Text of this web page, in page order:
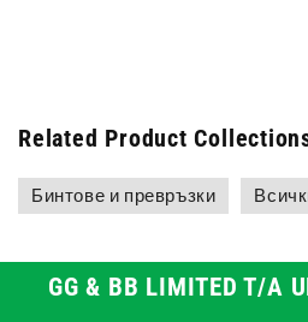
Related Product
Бинтове и превръзки
GG & BB LIMITED T/A